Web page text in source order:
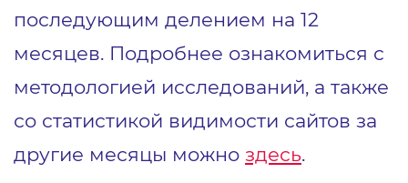
последующим делением на 12
месяцев. Подробнее ознакомиться с
методологией исследований, а также
со статистикой видимости сайтов за
другие месяцы можно здесь.